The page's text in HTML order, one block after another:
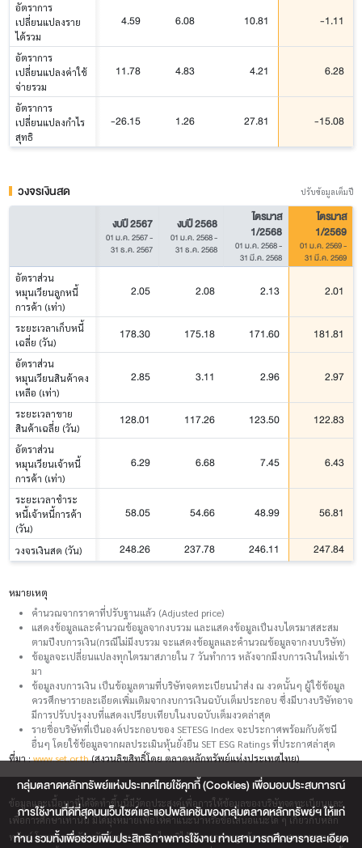
อัตราการ
เปลี่ยนแปลงราย
ได้รวม
4.59 6.08 10.81 -1.11
อัตราการ
เปลี่ยนแปลงค่าใช้
จ่ายรวม
11.78 4.83 4.21 6.28
อัตราการ
เปลี่ยนแปลงกำไร
สุทธิ
-26.15 1.26 27.81 -15.08
วงจรเงินสด ปรับข้อมูลเต็มปี
งบปี 2567
01 ม.ค. 2567-
31 ธ.ค. 2567
งบปี 2568
01 ม.ค. 2568-
31 ธ.ค. 2568
ไตรมาส
1/2568
01 ม.ค. 2568-
31 มี.ค. 2568
ไตรมาส
1/2569
01 ม.ค. 2569-
31 มี.ค. 2569
อัตราส่วน
หมุนเวียนลูกหนี้
การค้า (เท่า)
2.05 2.08 2.13 2.01
ระยะเวลาเก็บหนี้
เฉลี่ย (วัน)
178.30 175.18 171.60 181.81
อัตราส่วน
หมุนเวียนสินค้าคง
เหลือ (เท่า)
2.85 3.11 2.96 2.97
ระยะเวลาขาย
สินค้าเฉลี่ย (วัน)
128.01 117.26 123.50 122.83
อัตราส่วน
หมุนเวียนเจ้าหนี้
การค้า (เท่า)
6.29 6.68 7.45 6.43
ระยะเวลาชำระ
หนี้เจ้าหนี้การค้า
(วัน)
58.05 54.66 48.99 56.81
วงจรเงินสด (วัน) 248.26 237.78 246.11 247.84
หมายเหตุ
คำนวณจากราคาที่ปรับฐานแล้ว (Adjusted price)
แสดงข้อมูลและคำนวณข้อมูลจากงบรวม และแสดงข้อมูลเป็นงบไตรมาสสะสม
ตามปีงบการเงิน(กรณีไม่มีงบรวม จะแสดงข้อมูลและคำนวณข้อมูลจากงบบริษัท)
ข้อมูลจะเปลี่ยนแปลงทุกไตรมาสภายใน 7 วันทำการ หลังจากมีงบการเงินใหม่เข้า
มา
ข้อมูลงบการเงิน เป็นข้อมูลตามที่บริษัทจดทะเบียนนำส่ง ณ งวดนั้นๆ ผู้ใช้ข้อมูล
ควรศึกษารายละเอียดเพิ่มเติมจากงบการเงินฉบับเต็มประกอบ ซึ่งมีบางบริษัทอาจ
มีการปรับปรุงงบที่แสดงเปรียบเทียบในงบฉบับเต็มงวดล่าสุด
รายชื่อบริษัทที่เป็นองค์ประกอบของ SETESG Index จะประกาศพร้อมกับดัชนี
อื่นๆ โดยใช้ข้อมูลจากผลประเมินหุ้นยั่งยืน SET ESG Ratings ที่ประกาศล่าสุด
ที่มา :www.set.or.th(สงวนลิขสิทธิ์โดย ตลาดหลักทรัพย์แห่งประเทศไทย)
ข้อมูลและเนื้อหาที่ได้จัดทำขึ้นนี้มีวัตถุประสงค์เพื่อการให้ข้อมูลของบริษัทจดทะเบียนและ
เพื่อการศึกษาเท่านั้น มิได้มุ่งหมายเพื่อให้คำแนะนำหรือข้อเสนอแนะใด ๆ เกี่ยวกับหลัก
ทรัพย์ โดยตลาดหลักทรัพย์แห่งประเทศไทยมิได้รับรองความถูกต้องเหมาะสมและครบถ้วน
กลุ่มตลาดหลักทรัพย์แห่งประเทศไทยใช้คุกกี้ (Cookies) เพื่อมอบประสบการณ์
การใช้งานที่ดีที่สุดบนเว็บไซต์และแอปพลิเคชันของกลุ่มตลาดหลักทรัพย์ฯ ให้แก่
ท่าน รวมทั้งเพื่อช่วยเพิ่มประสิทธิภาพการใช้งาน ท่านสามารถศึกษารายละเอียด